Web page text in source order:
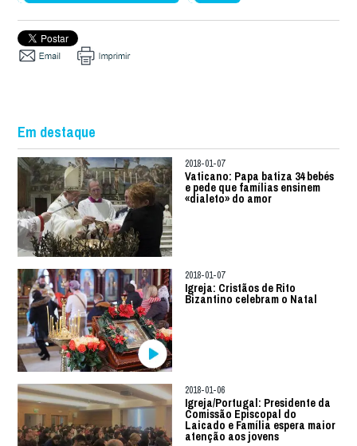
Em destaque
2018-01-07
Vaticano: Papa batiza 34 bebés
e pede que famílias ensinem
«dialeto» do amor
2018-01-07
Igreja: Cristãos de Rito
Bizantino celebram o Natal
2018-01-06
Igreja/Portugal: Presidente da
Comissão Episcopal do
Laicado e Família espera maior
atenção aos jovens